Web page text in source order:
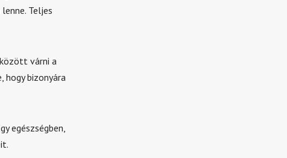
Teljes
várni a
hogy bizonyára
egészségben,